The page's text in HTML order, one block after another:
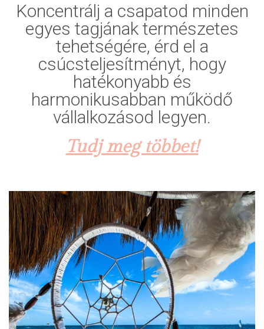
Koncentrálj a csapatod minden
egyes tagjának természetes
tehetségére, érd el a
csúcsteljesítményt, hogy
hatékonyabb és
harmonikusabban működő
vállalkozásod legyen.
Tudj meg többet!